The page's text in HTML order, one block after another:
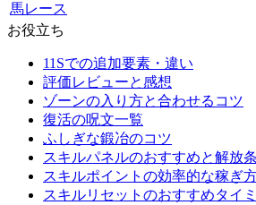
馬レース
お役立ち
11Sでの追加要素・違い
評価レビューと感想
ゾーンの入り方と合わせるコツ
復活の呪文一覧
ふしぎな鍛冶のコツ
スキルパネルのおすすめと解放
スキルポイントの効率的な稼ぎ
スキルリセットのおすすめタイ